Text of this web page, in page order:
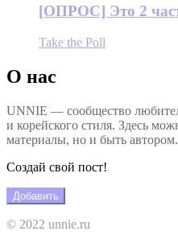
[ОПРОС] Это 2
Take the Poll
О нас
UNNIE — сообщество
и корейского стиля. Здесь
материалы, но и быть автором.
Создай свой пост!
Добавить
© 2022 unnie.ru